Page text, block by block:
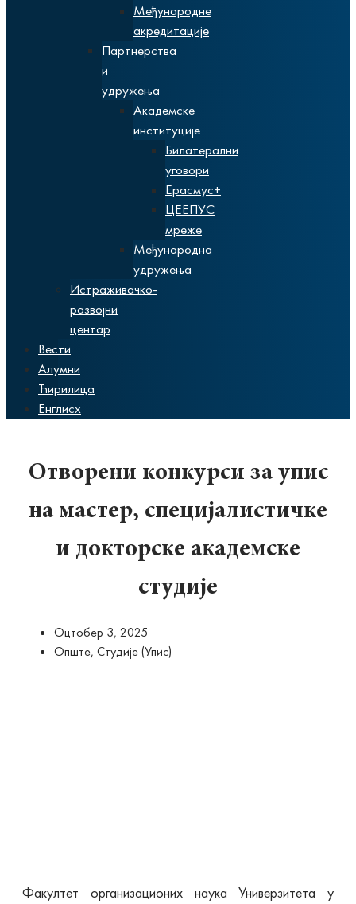
Међународне
акредитације
Партнерства
и
удружења
Академске
институције
Билатерални
уговори
Ерасмус+
ЦЕЕПУС
мреже
Међународна
удружења
Истраживачко-
развојни
центар
Вести
Алумни
Ћирилица
Енглисх
Отворени конкурси за упис
на мастер, специјалистичке
и докторске академске
студије
Оцтобер 3, 2025
Опште, Студије (Упис)
Факултет организационих наука Универзитета у